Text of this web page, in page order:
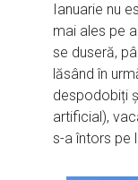
Ianuarie nu
mai ales pe
se duseră,
lăsând în
despodobiți
artificial),
s-a întors pe